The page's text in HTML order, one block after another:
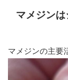
マメジン
マメジンの主要